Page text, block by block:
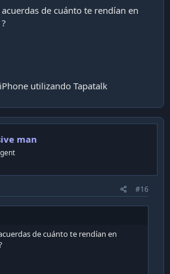
de cuánto te rendían en
utilizando Tapatalk
man
#16
de cuánto te rendían en